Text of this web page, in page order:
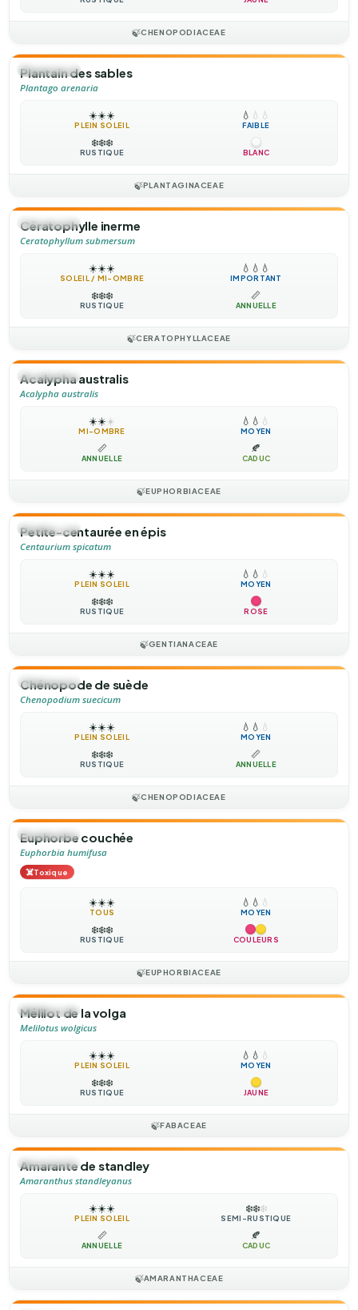
🍃CHENOPODIACEAE
🌻ANNUELLE
Plantain des sables
Plantago arenaria
☀️☀️☀️
PLEIN SOLEIL
💧 💧 💧
FAIBLE
❄️❄️❄️
RUSTIQUE BLANC
🍃PLANTAGINACEAE
🌻ANNUELLE
Cératophylle inerme
Ceratophyllum submersum
☀️☀️☀️
SOLEIL / MI-OMBRE
💧 💧 💧
IMPORTANT
❄️❄️❄️
RUSTIQUE
📏
ANNUELLE
🍃CERATOPHYLLACEAE
🌻ANNUELLE
Acalypha australis
Acalypha australis
☀️☀️☀️
MI-OMBRE
💧 💧 💧
MOYEN
📏
ANNUELLE
🍂
CADUC
🍃EUPHORBIACEAE
🌻ANNUELLE
Petite-centaurée en épis
Centaurium spicatum
☀️☀️☀️
PLEIN SOLEIL
💧 💧 💧
MOYEN
❄️❄️❄️
RUSTIQUE ROSE
🍃GENTIANACEAE
🌻ANNUELLE
Chénopode de suède
Chenopodium suecicum
☀️☀️☀️
PLEIN SOLEIL
💧 💧 💧
MOYEN
❄️❄️❄️
RUSTIQUE
📏
ANNUELLE
🍃CHENOPODIACEAE
🌻ANNUELLE
Euphorbe couchée
Euphorbia humifusa
☠️Toxique
☀️☀️☀️
TOUS
💧 💧 💧
MOYEN
❄️❄️❄️
RUSTIQUE COULEURS
🍃EUPHORBIACEAE
🌻ANNUELLE
Mélilot de la volga
Melilotus wolgicus
☀️☀️☀️
PLEIN SOLEIL
💧 💧 💧
MOYEN
❄️❄️❄️
RUSTIQUE JAUNE
🍃FABACEAE
🌻ANNUELLE
Amarante de standley
Amaranthus standleyanus
☀️☀️☀️
PLEIN SOLEIL
❄️❄️❄️
SEMI-RUSTIQUE
📏
ANNUELLE
🍂
CADUC
🍃AMARANTHACEAE